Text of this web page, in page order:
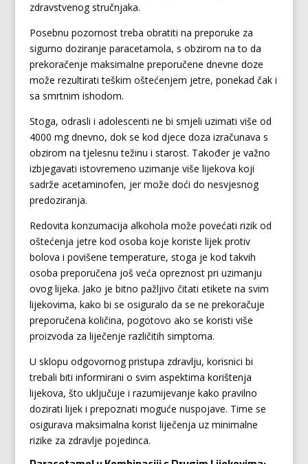
zdravstvenog stručnjaka.
Posebnu pozornost treba obratiti na preporuke za
sigurno doziranje paracetamola, s obzirom na to da
prekoračenje maksimalne preporučene dnevne doze
može rezultirati teškim oštećenjem jetre, ponekad čak i
sa smrtnim ishodom.
Stoga, odrasli i adolescenti ne bi smjeli uzimati više od
4000 mg dnevno, dok se kod djece doza izračunava s
obzirom na tjelesnu težinu i starost. Također je važno
izbjegavati istovremeno uzimanje više lijekova koji
sadrže acetaminofen, jer može doći do nesvjesnog
predoziranja.
Redovita konzumacija alkohola može povećati rizik od
oštećenja jetre kod osoba koje koriste lijek protiv
bolova i povišene temperature, stoga je kod takvih
osoba preporučena još veća opreznost pri uzimanju
ovog lijeka. Jako je bitno pažljivo čitati etikete na svim
lijekovima, kako bi se osiguralo da se ne prekoračuje
preporučena količina, pogotovo ako se koristi više
proizvoda za liječenje različitih simptoma.
U sklopu odgovornog pristupa zdravlju, korisnici bi
trebali biti informirani o svim aspektima korištenja
lijekova, što uključuje i razumijevanje kako pravilno
dozirati lijek i prepoznati moguće nuspojave. Time se
osigurava maksimalna korist liječenja uz minimalne
rizike za zdravlje pojedinca.